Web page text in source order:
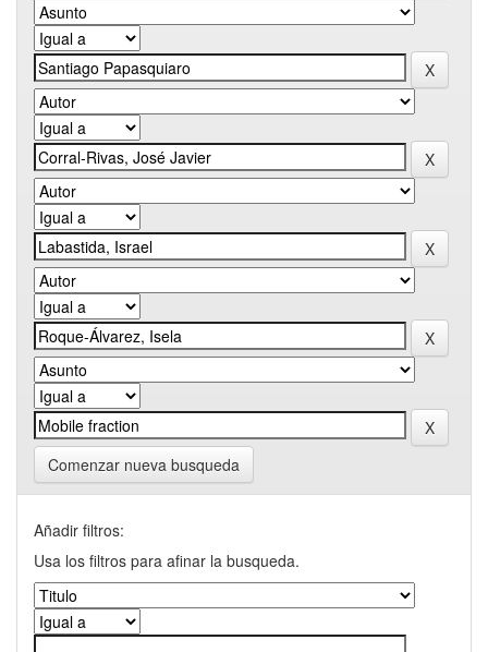
Comenzar nueva busqueda
Añadir filtros:
Usa los filtros para afinar la busqueda.